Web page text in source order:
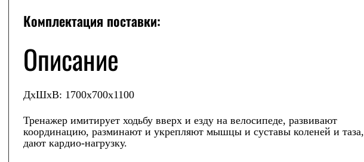
Комплектация поставки:
Описание
ДхШхВ: 1700х700х1100
Тренажер имитирует ходьбу вверх и езду на велосипеде, развивают
координацию, разминают и укрепляют мышцы и суставы коленей и таза,
дают кардио-нагрузку.